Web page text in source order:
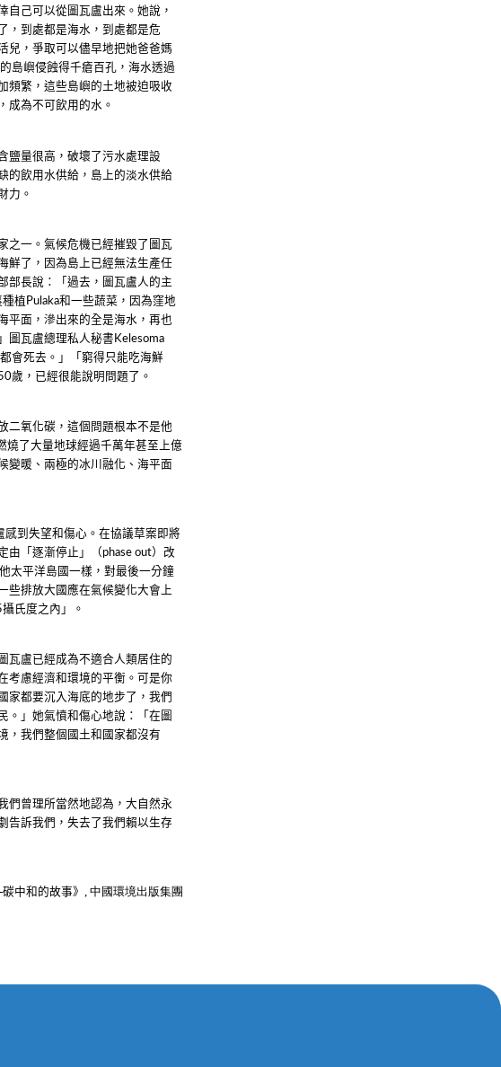
自己可以從圖瓦盧出來。她說，
，到處都是海水，到處都是危
兒，爭取可以儘早地把她爸爸媽
島嶼侵蝕得千瘡百孔，海水透過
頻繁，這些島嶼的土地被迫吸收
成為不可飲用的水。
鹽量很高，破壞了污水處理設
的飲用水供給，島上的淡水供給
力。
之一。氣候危機已經摧毀了圖瓦
鮮了，因為島上已經無法生產任
部長說：「過去，圖瓦盧人的主
植 Pulaka和一些蔬菜，因為窪地
平面，滲出來的全是海水，再也
圖瓦盧總理私人秘書 Kelesoma
會死去。」「窮得只能吃海鮮
歲，已經很能說明問題了。
二氧化碳，這個問題根本不是他
燒了大量地球經過千萬年甚至上億
變暖、兩極的冰川融化、海平面
到失望和傷心。在協議草案即將
由「逐漸停止」（phase out）改
太平洋島國一樣，對最後一分鐘
些排放大國應在氣候變化大會上
攝氏度之內」。
瓦盧已經成為不適合人類居住的
考慮經濟和環境的平衡。可是你
家都要沉入海底的地步了，我們
。」她氣憤和傷心地說：「在圖
，我們整個國土和國家都沒有
們曾理所當然地認為，大自然永
告訴我們，失去了我們賴以生存
中和的故事》, 中國環境出版集團